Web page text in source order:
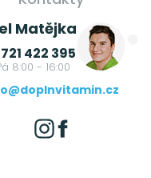
Matějka
422 395
8:00 - 16:00